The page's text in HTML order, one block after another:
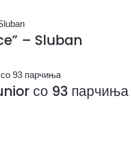
– Sluban
со 93 парчиња